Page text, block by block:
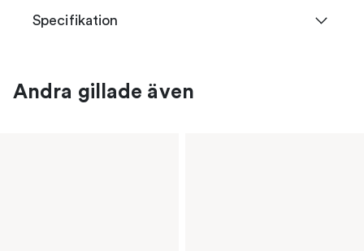
Specifikation
Andra gillade även